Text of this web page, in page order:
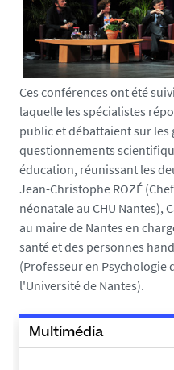
0
8
2
6
9
4
j
p
g
Ces conférences ont été
laquelle les spécialistes
public et débattaient sur les
questionnements
éducation, réunissant les
Jean-Christophe ROZÉ
néonatale au CHU Nantes),
au maire de Nantes en
santé et des personnes
(Professeur en
l'Université de Nantes).
Multimédia